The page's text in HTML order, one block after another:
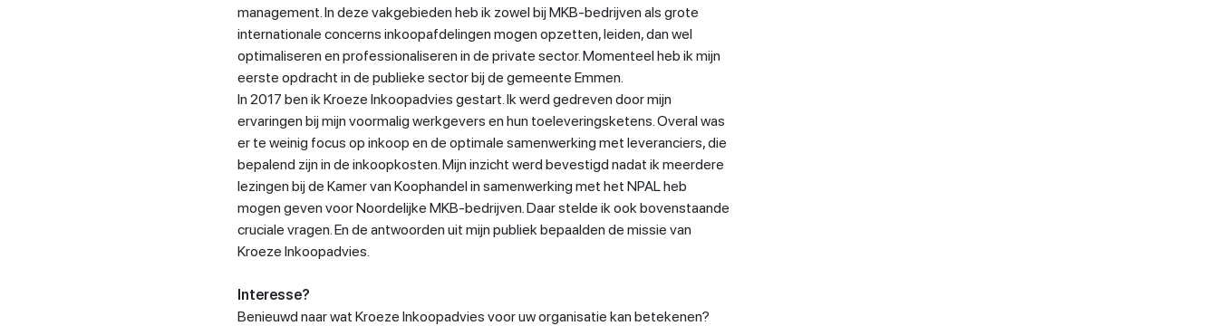
management. In deze vakgebieden heb ik zowel bij MKB-bedrijven als grote
internationale concerns inkoopafdelingen mogen opzetten, leiden, dan wel
optimaliseren en professionaliseren in de private sector. Momenteel heb ik mijn
eerste opdracht in de publieke sector bij de gemeente Emmen.
In 2017 ben ik Kroeze Inkoopadvies gestart. Ik werd gedreven door mijn
ervaringen bij mijn voormalig werkgevers en hun toeleveringsketens. Overal was
er te weinig focus op inkoop en de optimale samenwerking met leveranciers, die
bepalend zijn in de inkoopkosten. Mijn inzicht werd bevestigd nadat ik meerdere
lezingen bij de Kamer van Koophandel in samenwerking met het NPAL heb
mogen geven voor Noordelijke MKB-bedrijven. Daar stelde ik ook bovenstaande
cruciale vragen. En de antwoorden uit mijn publiek bepaalden de missie van
Kroeze Inkoopadvies.
Interesse?
Benieuwd naar wat Kroeze Inkoopadvies voor uw organisatie kan betekenen?